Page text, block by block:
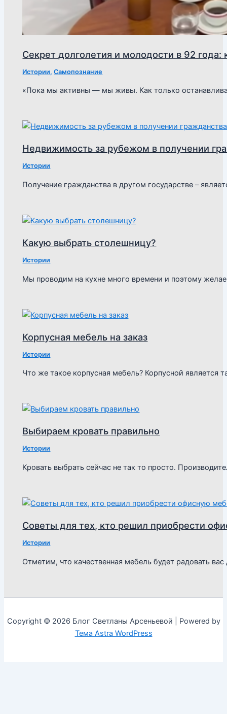
Секрет долголетия и молодости в 92
Истории,Самопознание
«Пока мы активны — мы живы. Как только
Недвижимость за рубежом в получении
Истории
Получение гражданства в другом государстве –
Какую выбрать столешницу?
Истории
Мы проводим на кухне много времени и поэтому
Корпусная мебель на заказ
Истории
Что же такое корпусная мебель? Корпусной является
Выбираем кровать правильно
Истории
Кровать выбрать сейчас не так то просто.
Советы для тех, кто решил приобрести
Истории
Отметим, что качественная мебель будет радовать
Copyright © 2026 Блог Светланы Арсеньевой | Powered by
Тема Astra WordPress